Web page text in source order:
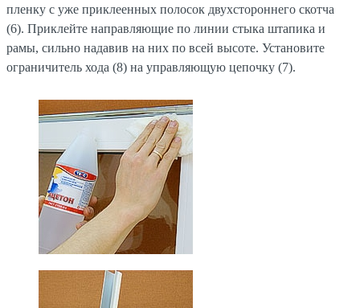
пленку с уже приклеенных полосок двухстороннего скотча
(6). Приклейте направляющие по линии стыка штапика и
рамы, сильно надавив на них по всей высоте. Установите
ограничитель хода (8) на управляющую цепочку (7).